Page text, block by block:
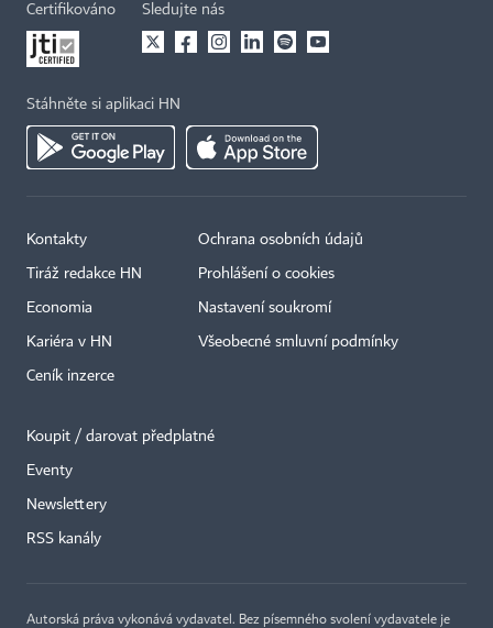
Certifikováno Sledujte nás
Stáhněte si aplikaci HN
Kontakty
Tiráž redakce HN
Economia
Kariéra v HN
Ceník inzerce
Ochrana osobních údajů
Prohlášení o cookies
Nastavení soukromí
Všeobecné smluvní podmínky
Koupit / darovat předplatné
Eventy
Newslettery
RSS kanály
Autorská práva vykonává vydavatel. Bez písemného svolení vydavatele je